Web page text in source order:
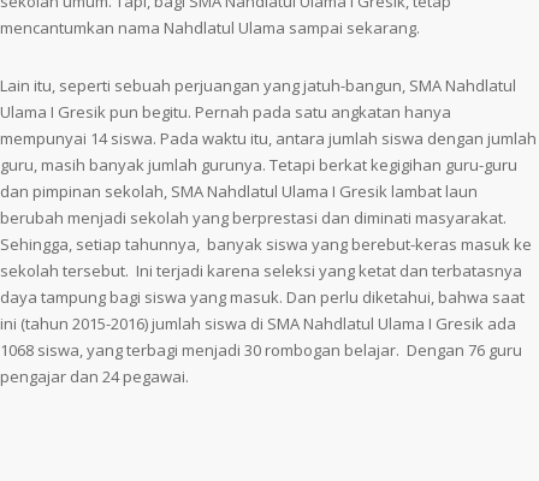
mencantumkan nama Nahdlatul Ulama sampai sekarang.
Lain itu, seperti sebuah perjuangan yang jatuh-bangun, SMA Nahdlatul
Ulama I Gresik pun begitu. Pernah pada satu angkatan hanya
mempunyai 14 siswa. Pada waktu itu, antara jumlah siswa dengan jumlah
guru, masih banyak jumlah gurunya. Tetapi berkat kegigihan guru-guru
dan pimpinan sekolah, SMA Nahdlatul Ulama I Gresik lambat laun
berubah menjadi sekolah yang berprestasi dan diminati masyarakat.
Sehingga, setiap tahunnya, banyak siswa yang berebut-keras masuk ke
sekolah tersebut. Ini terjadi karena seleksi yang ketat dan terbatasnya
daya tampung bagi siswa yang masuk. Dan perlu diketahui, bahwa saat
ini (tahun 2015-2016) jumlah siswa di SMA Nahdlatul Ulama I Gresik ada
1068 siswa, yang terbagi menjadi 30 rombogan belajar. Dengan 76 guru
pengajar dan 24 pegawai.